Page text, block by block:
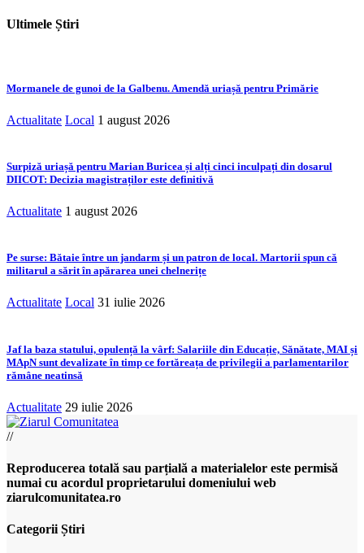
Ultimele Știri
Mormanele de gunoi de la Galbenu. Amendă uriașă pentru Primărie
Actualitate Local 1 august 2026
Surpiză uriașă pentru Marian Buricea și alți cinci inculpați din dosarul
DIICOT: Decizia magistraților este definitivă
Actualitate 1 august 2026
Pe surse: Bătaie între un jandarm și un patron de local. Martorii spun că
militarul a sărit în apărarea unei chelnerițe
Actualitate Local 31 iulie 2026
Jaf la baza statului, opulență la vârf: Salariile din Educație, Sănătate, MAI și
MApN sunt devalizate în timp ce fortăreața de privilegii a parlamentarilor
rămâne neatinsă
Actualitate 29 iulie 2026
//
Reproducerea totală sau parțială a materialelor este permisă
numai cu acordul proprietarului domeniului web
ziarulcomunitatea.ro
Categorii Știri